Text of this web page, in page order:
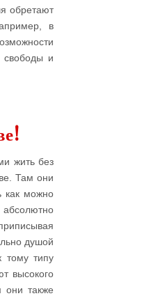
обретают
в
свободы и
жить без
Там они
как можно
душой
тому типу
высокого
они также